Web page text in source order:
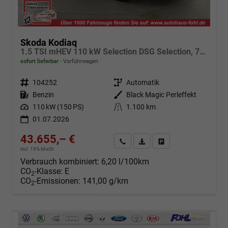
Skoda Kodiaq
1.5 TSI mHEV 110 kW Selection DSG Selection, 7-Sitzer, AHK, Navi, Side, Kamera, Winter, 4 J.- Garantie
sofort lieferbar Vorführwagen
Fahrzeugnr. 104252 Getriebe Automatik
Kraftstoff Benzin Außenfarbe
Black Magic Perleffekt
Leistung 110 kW (150 PS) Kilometerstand
1.100 km
01.07.2026
43.655,– €
incl. 19% MwSt.
Angebot anfordern
Fahrzeugexpose (PDF)
Verbrauch kombiniert: 6,20 l/100km
CO2-Klasse: E
CO2-Emissionen: 141,00 g/km